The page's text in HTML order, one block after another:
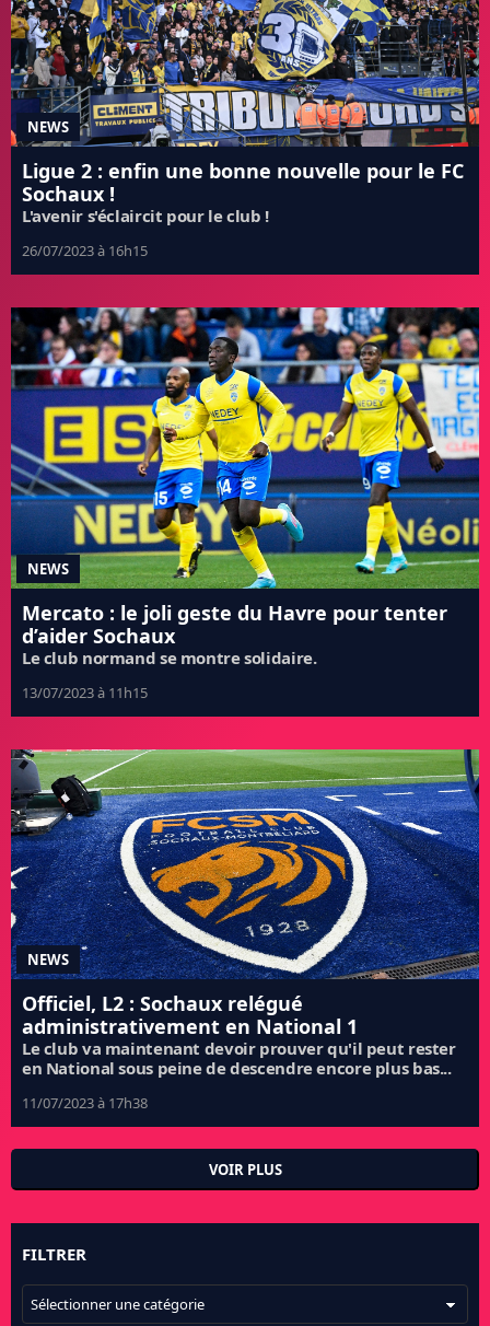
NEWS
Ligue 2 : enfin une bonne nouvelle pour le FC
Sochaux !
L'avenir s'éclaircit pour le club !
26/07/2023 à 16h15
NEWS
Mercato : le joli geste du Havre pour tenter
d’aider Sochaux
Le club normand se montre solidaire.
13/07/2023 à 11h15
NEWS
Officiel, L2 : Sochaux relégué
administrativement en National 1
Le club va maintenant devoir prouver qu'il peut rester
en National sous peine de descendre encore plus bas...
11/07/2023 à 17h38
VOIR PLUS
FILTRER